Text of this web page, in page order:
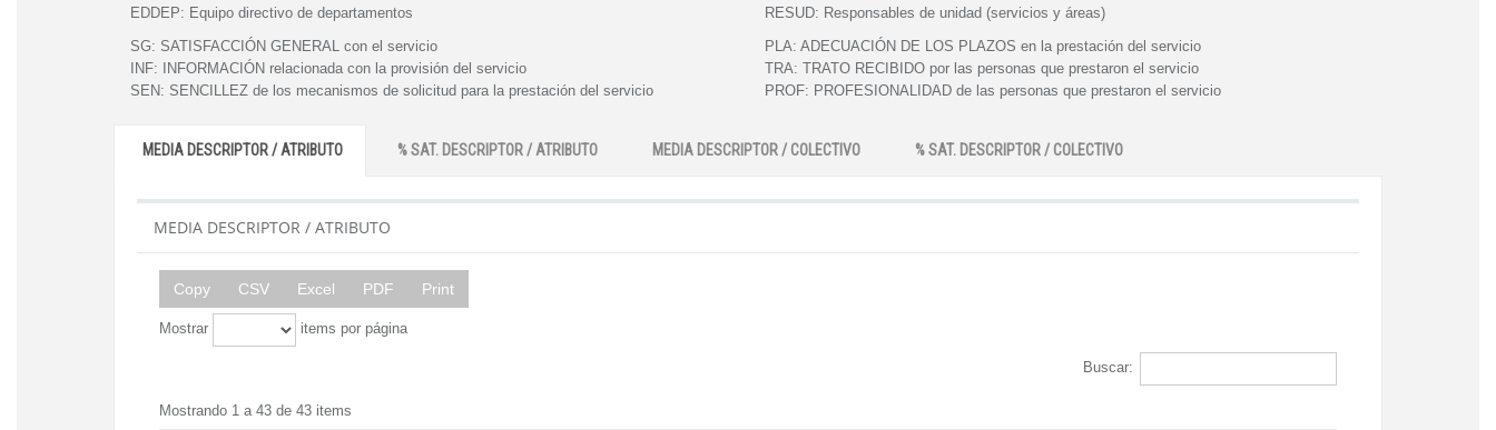
EDDEP: Equipo directivo de departamentos
RESUD: Responsables de unidad (servicios y áreas)
SG: SATISFACCIÓN GENERAL con el servicio
INF:
INFORMACIÓN relacionada con la provisión del servicio
SEN: SENCILLEZ de los mecanismos de solicitud para la prestación del servicio
PLA: ADECUACIÓN DE LOS PLAZOS en la prestación del servicio
TRA: TRATO RECIBIDO por las personas que prestaron el servicio
PROF: PROFESIONALIDAD de las personas que prestaron el servicio
MEDIA DESCRIPTOR / ATRIBUTO % SAT. DESCRIPTOR / ATRIBUTO MEDIA DESCRIPTOR / COLECTIVO % SAT. DESCRIPTOR / COLECTIVO
MEDIA DESCRIPTOR / ATRIBUTO
Copy CSV Excel PDF Print
Mostrar items por página
Buscar:
Mostrando 1 a 43 de 43 items